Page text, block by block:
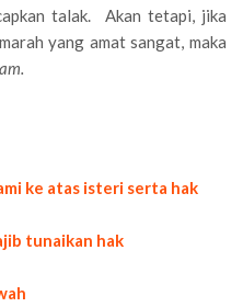
talak. Akan tetapi, jika
yang amat sangat, maka
ke atas isteri serta hak
tunaikan hak